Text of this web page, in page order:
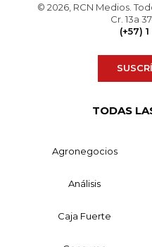
© 2026, RCN Medios.
Cr. 13a
(+57)
TODAS
Agronegocios
Análisis
Caja Fuerte